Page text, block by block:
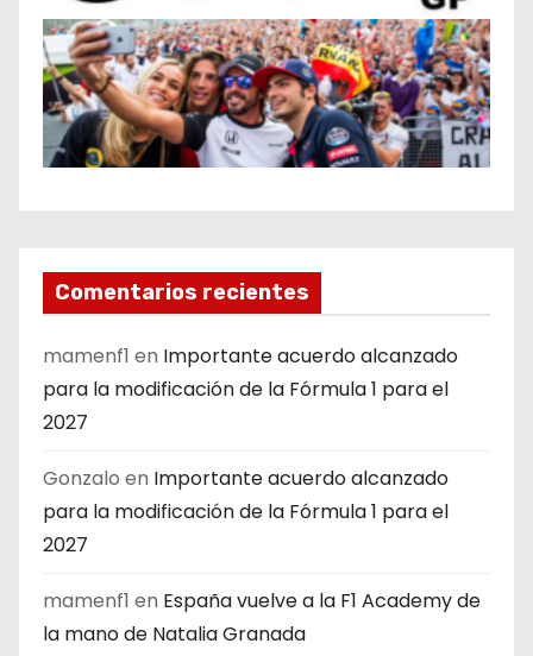
Comentarios recientes
mamenf1 en Importante acuerdo alcanzado
para la modificación de la Fórmula 1 para el
2027
Gonzalo en Importante acuerdo alcanzado
para la modificación de la Fórmula 1 para el
2027
mamenf1 en España vuelve a la F1 Academy de
la mano de Natalia Granada